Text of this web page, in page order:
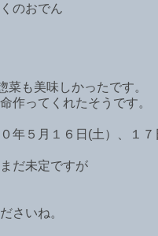
のおでん
菜も美味しかったです。
作ってくれたそうです。
年５月１６日(土）、１７
だ未定ですが
さいね。